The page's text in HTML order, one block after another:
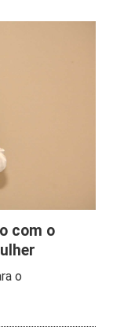
com o
o